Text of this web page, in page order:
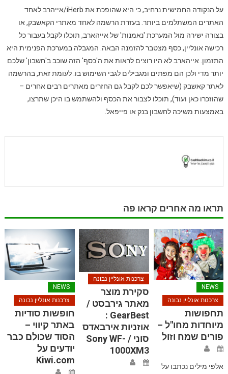
על הנקודה החמישית נרחיב, כי היא שהופכת את iHerb/אייהרב לאחד
האתרים המשתלמים ביותר. בעזרת הרשמה לאחד מאתרי הקאשבק, או
בצורה ישירה מול המערכת 'נאמנות' של אייהארב, תוכלו לקבל בעבור כל
רכישה אונליין, כסף מצטבר להזמנה הבאה. המגבלה במערכת הפנימית היא
התזמון. אייהארב לא היו רוצים לראות את ה'כסף' הזה שוכב ב'חשבון' שלכם
יותר מדי ולכן הם מפתים ומגבילים לגבי השימוש בו. לעומת זאת, בהרשמה
לאתר קאשבק (שיאפשר לכם לקבל גם החזרים מאתרים רבים אחרים –
שהוזכרו כאן ועוד), תוכלו לצבור את הכסף ולהשתמש בו היכן שתרצו,
באמצעות משיכה לחשבון בנק או פייפאל.
תראו מה אחרים קראו פה
NEWS
צרכנות אונליין נבונה
חופשות סודיות
באתר קיווי –
הסוד שכולם כבר
יודעים על
Kiwi.com
צרכנות אונליין נבונה
סקירת מוצר
מאתר גירבסט /
GearBest :
אוזניות אירבאדס
סוני / Sony WF-
1000XM3
NEWS
צרכנות אונליין נבונה
תחפושות
מיוחדות מחו"ל –
פורים שמח וזול
אלפי מילים נכתבו על